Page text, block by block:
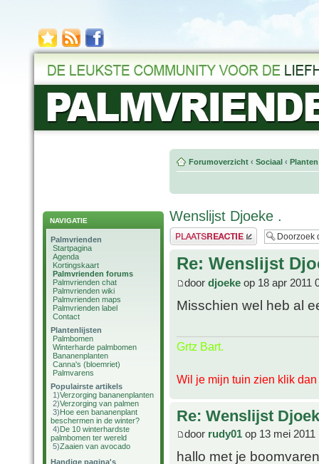
NAVIGATIE
Palmvrienden
Startpagina
Agenda
Kortingskaart
Palmvrienden forums
Palmvrienden chat
Palmvrienden wiki
Palmvrienden maps
Palmvrienden label
Contact
Plantenlijsten
Palmbomen
Winterharde palmbomen
Bananenplanten
Canna's (bloemriet)
Palmvarens
Populairste artikels
1)Verzorging bananenplanten
2)Verzorging van palmen
3)Hoe een bananenplant
beschermen in de winter?
4)De 10 winterhardste
palmbomen ter wereld
5)Zaaien van avocado
Handige pagina's
Forumoverzicht ‹ Sociaal ‹
Wenslijst Djoeke .
Plaats een reactie
Re: Wenslijst
door djoeke op 18 apr 2011
Misschien wel heb al
Grtz Bart.
Wil je mijn tuin zien klik dan
Re: Wenslijst
door rudy01 op 13 mei 2011
hallo met je